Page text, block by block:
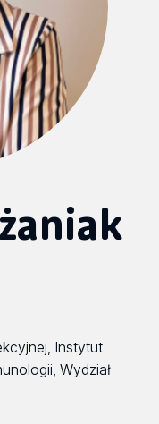
Instytut
Wydział